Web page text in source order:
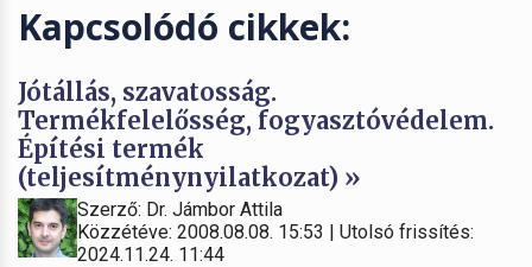
Kapcsolódó cikkek:
Jótállás, szavatosság.
Termékfelelősség, fogyasztóvédelem.
Építési termék
(teljesítménynyilatkozat) »
Szerző: Dr. Jámbor Attila
Közzétéve: 2008.08.08. 15:53 | Utolsó frissítés:
2024.11.24. 11:44